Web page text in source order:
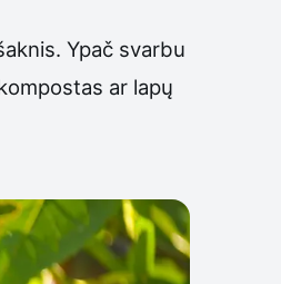
Ypač svarbu
ar lapų